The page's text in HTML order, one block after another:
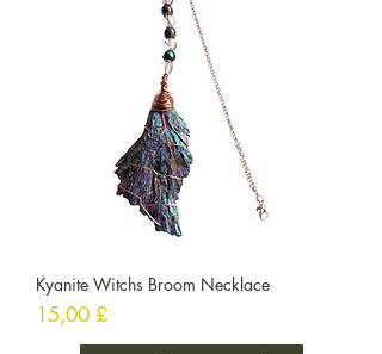
Kyanite Witchs Broom Necklace
Τιμή
15,00 £